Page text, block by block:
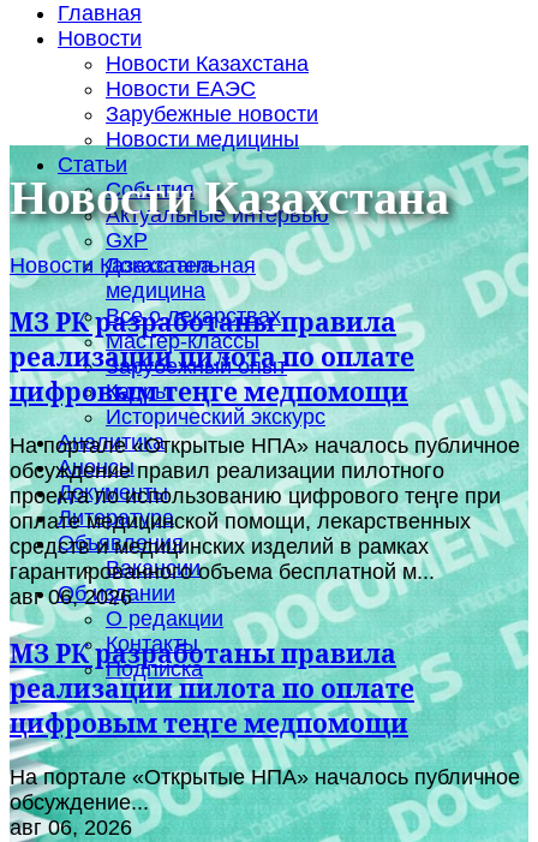
Главная
Новости
Новости Казахстана
Новости ЕАЭС
Зарубежные новости
Новости медицины
Статьи
События
Актуальные интервью
GxP
Доказательная
медицина
Все о лекарствах
Мастер-классы
Зарубежный опыт
Кадры
Исторический экскурс
Аналитика
Анонсы
Документы
Литература
Объявления
Вакансии
Об издании
О редакции
Контакты
Подписка
Новости Казахстана
Новости Казахстана
МЗ РК разработаны правила
реализации пилота по оплате
цифровым теңге медпомощи
На портале «Открытые НПА» началось публичное
обсуждение правил реализации пилотного
проекта по использованию цифрового теңге при
оплате медицинской помощи, лекарственных
средств и медицинских изделий в рамках
гарантированного объема бесплатной м...
авг 06, 2026
МЗ РК разработаны правила
реализации пилота по оплате
цифровым теңге медпомощи
На портале «Открытые НПА» началось публичное
обсуждение...
авг 06, 2026